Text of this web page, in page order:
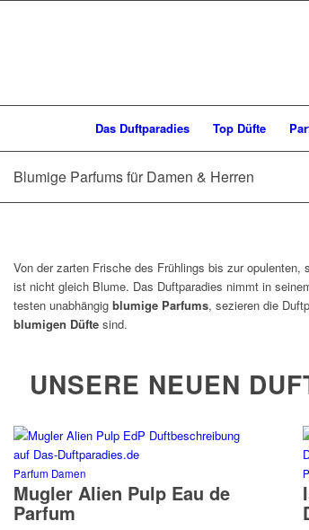
Das Duftparadies Top Düfte
Blumige Parfums für Damen & Herren
Von der zarten Frische des Frühlings bis zur
ist nicht gleich Blume. Das Duftparadies nimmt in
testen unabhängig blumige Parfums, sezieren die
blumigen Düfte sind.
UNSERE NEUEN
Parfum Damen
Mugler Alien Pulp Eau de
Parfum